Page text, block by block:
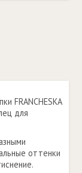
FRANCHESKA
для
оттенки